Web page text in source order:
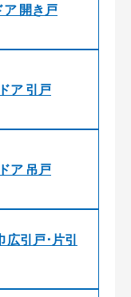
開き戸
ア 引戸
ア 吊戸
引戸･片引